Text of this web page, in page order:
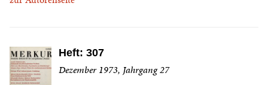
Heft: 307
Dezember 1973, Jahrgang 27